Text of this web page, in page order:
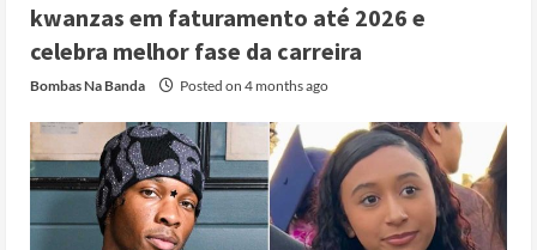
kwanzas em faturamento até 2026 e
celebra melhor fase da carreira
Bombas Na Banda Posted on 4 months ago